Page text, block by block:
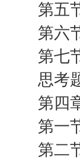
第五
第六
第七
思考
第四
第一
第二